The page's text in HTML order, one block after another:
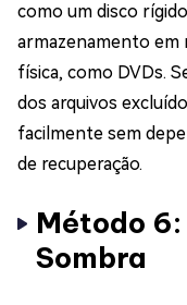
como um disco
armazenamento em
física, como DVDs.
dos arquivos
facilmente sem
de recuperação.
Método
Sombra